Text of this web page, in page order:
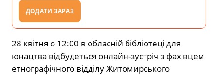
ДОДАТИ ЗАРАЗ
28 квітня о 12:00 в обласній бібліотеці для
юнацтва відбудеться онлайн-зустріч з фахівцем
етнографічного відділу Житомирського